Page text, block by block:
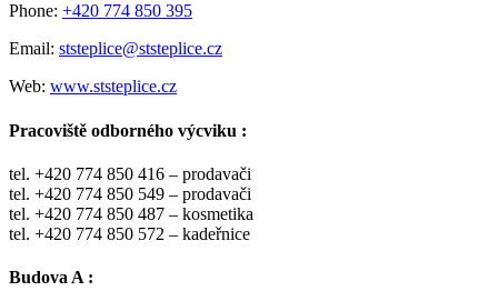
Phone: +420 774 850 395
Email: ststeplice@ststeplice.cz
Web: www.ststeplice.cz
Pracoviště odborného výcviku :
tel. +420 774 850 416 – prodavači
tel. +420 774 850 549 – prodavači
tel. +420 774 850 487 – kosmetika
tel. +420 774 850 572 – kadeřnice
Budova A :